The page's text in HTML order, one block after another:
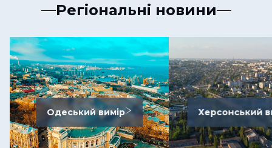
Регіональні новини
Одеський вимір Херсонський